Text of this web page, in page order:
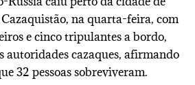
na quarta-feira, com
e cinco tripulantes a bordo,
autoridades cazaques, afirmando
32 pessoas sobreviveram.